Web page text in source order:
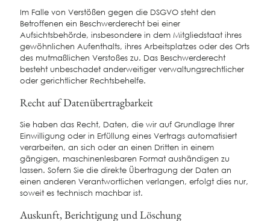
Im Falle von Verstößen gegen die DSGVO steht den
Betroffenen ein Beschwerderecht bei einer
Aufsichtsbehörde, insbesondere in dem Mitgliedstaat ihres
gewöhnlichen Aufenthalts, ihres Arbeitsplatzes oder des Orts
des mutmaßlichen Verstoßes zu. Das Beschwerderecht
besteht unbeschadet anderweitiger verwaltungsrechtlicher
oder gerichtlicher Rechtsbehelfe.
Recht auf Daten­übertrag­barkeit
Sie haben das Recht, Daten, die wir auf Grundlage Ihrer
Einwilligung oder in Erfüllung eines Vertrags automatisiert
verarbeiten, an sich oder an einen Dritten in einem
gängigen, maschinenlesbaren Format aushändigen zu
lassen. Sofern Sie die direkte Übertragung der Daten an
einen anderen Verantwortlichen verlangen, erfolgt dies nur,
soweit es technisch machbar ist.
Auskunft, Berichtigung und Löschung